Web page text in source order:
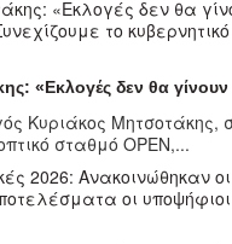
«Εκλογές δεν θα γίνουν
Κυριάκος Μητσοτάκης,
σταθμό OPEN,...